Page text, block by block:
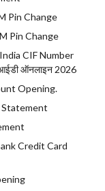
Pin Change
Pin Change
CIF Number
ऑनलाइन 2026
Opening.
Statement
Credit Card